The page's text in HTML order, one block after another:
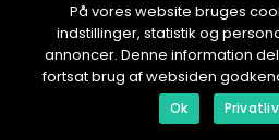
Cookies
Kontakt
Sitemap
På vores website bruges
indstillinger, statistik og
annoncer. Denne information
fortsat brug af websiden
Ok